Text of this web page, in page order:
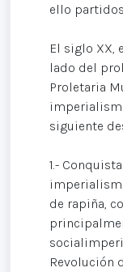
ello
El siglo XX,
lado del
Proletaria
siguiente
1.-
de rapiña,
Revolución